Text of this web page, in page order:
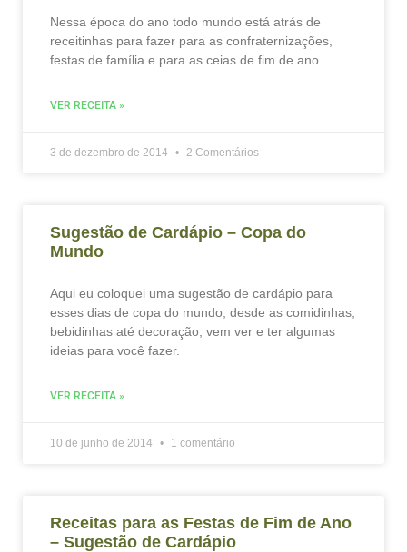
Nessa época do ano todo mundo está atrás de
receitinhas para fazer para as confraternizações,
festas de família e para as ceias de fim de ano.
VER RECEITA »
3 de dezembro de 2014 2 Comentários
Sugestão de Cardápio – Copa do
Mundo
Aqui eu coloquei uma sugestão de cardápio para
esses dias de copa do mundo, desde as comidinhas,
bebidinhas até decoração, vem ver e ter algumas
ideias para você fazer.
VER RECEITA »
10 de junho de 2014 1 comentário
Receitas para as Festas de Fim de Ano
– Sugestão de Cardápio